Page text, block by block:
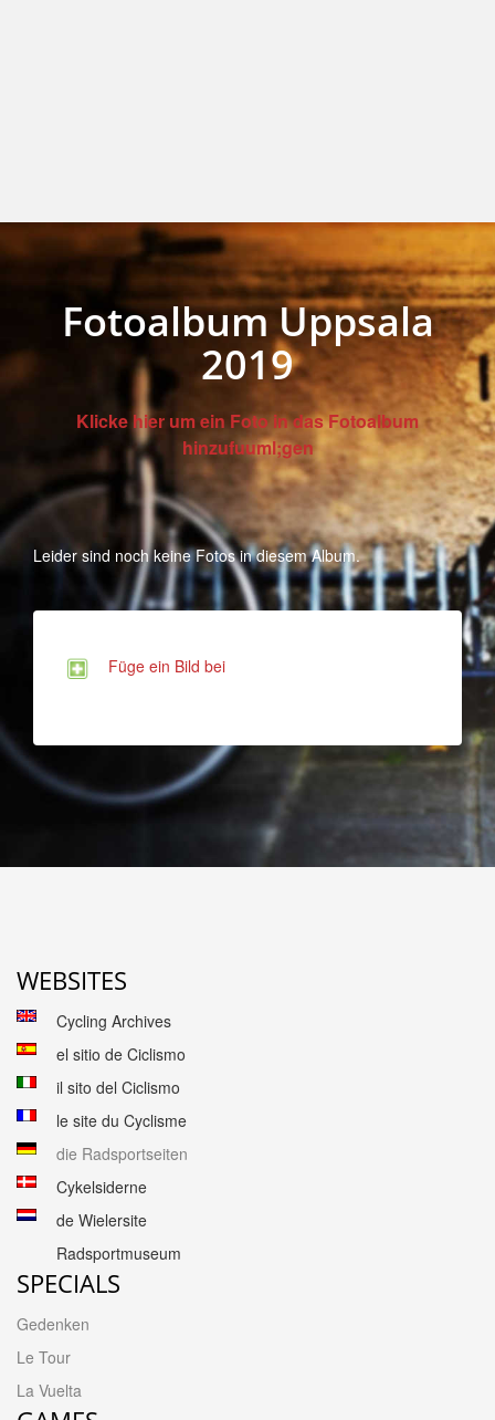
Fotoalbum Uppsala
2019
Klicke hier um ein Foto in das Fotoalbum
hinzufuuml;gen
Leider sind noch keine Fotos in diesem Album.
Füge ein Bild bei
WEBSITES
Cycling Archives
el sitio de Ciclismo
il sito del Ciclismo
le site du Cyclisme
die Radsportseiten
Cykelsiderne
de Wielersite
Radsportmuseum
SPECIALS
Gedenken
Le Tour
La Vuelta